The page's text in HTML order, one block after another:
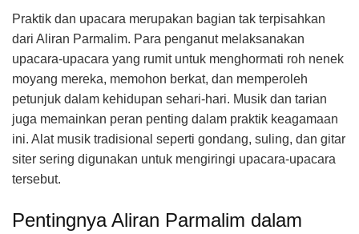
Praktik dan upacara merupakan bagian tak terpisahkan
dari Aliran Parmalim. Para penganut melaksanakan
upacara-upacara yang rumit untuk menghormati roh nenek
moyang mereka, memohon berkat, dan memperoleh
petunjuk dalam kehidupan sehari-hari. Musik dan tarian
juga memainkan peran penting dalam praktik keagamaan
ini. Alat musik tradisional seperti gondang, suling, dan gitar
siter sering digunakan untuk mengiringi upacara-upacara
tersebut.
Pentingnya Aliran Parmalim dalam